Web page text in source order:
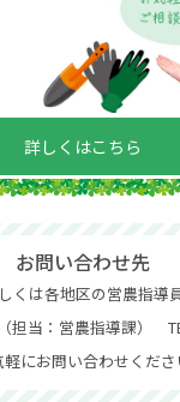
詳しくはこちら
お問い合わせ先
くは各地区の営農指導
担当：営農指導課）
軽にお問い合わせくださ